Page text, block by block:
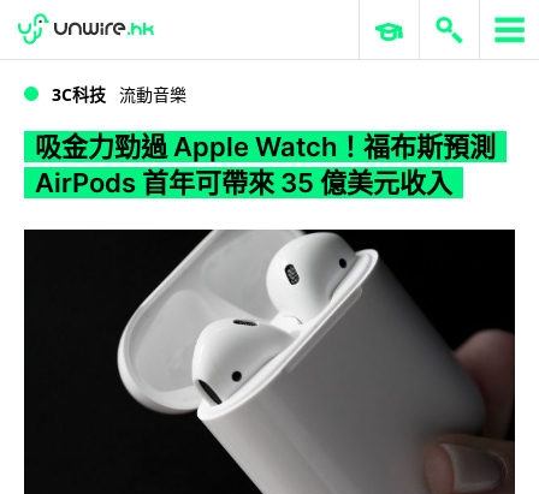
WWDC 2026 ERP 與商業 AI
3C科技 流動音樂
吸金力勁過 Apple Watch！福布斯預測
AirPods 首年可帶來 35 億美元收入